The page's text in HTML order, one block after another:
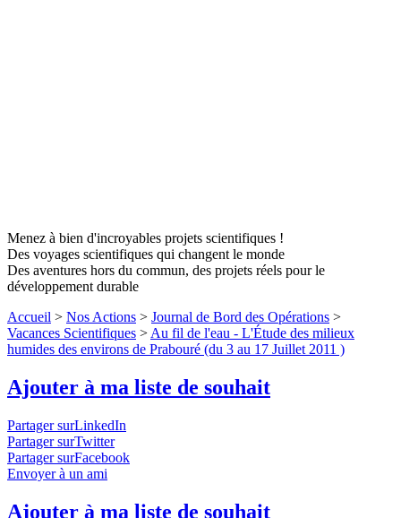
Menez à bien d'incroyables projets scientifiques !
Des voyages scientifiques qui changent le monde
Des aventures hors du commun, des projets réels pour le
développement durable
Accueil > Nos Actions > Journal de Bord des Opérations >
Vacances Scientifiques > Au fil de l'eau - L'Étude des milieux
humides des environs de Prabouré (du 3 au 17 Juillet 2011 )
Ajouter à ma liste de souhait
Partager surLinkedIn
Partager surTwitter
Partager surFacebook
Envoyer à un ami
Ajouter à ma liste de souhait